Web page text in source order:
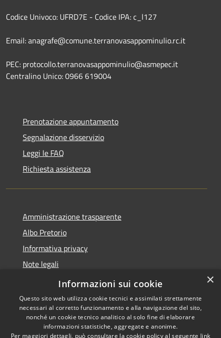
Codice Univoco: UFRD7E - Codice IPA: c_l127
Email: anagrafe@comune.terranovasappominulio.rc.it
PEC: protocollo.terranovasappominulio@asmepec.it
Centralino Unico: 0966 619004
Prenotazione appuntamento
Segnalazione disservizio
Leggi le FAQ
Richiesta assistenza
Amministrazione trasparente
Albo Pretorio
Informativa privacy
Note legali
Dichiarazione di accessibilità
Copyright © 2026 • Comune di
×
Informazioni sui cookie
Questo sito web utilizza cookie tecnici e assimilati strettamente
necessari al corretto funzionamento e alla navigazione del sito,
nonché un cookie tecnico analitico al solo fine di elaborare
informazioni statistiche, aggregate e anonime.
Per maggiori dettagli, può consultare la cookie policy al seguente link